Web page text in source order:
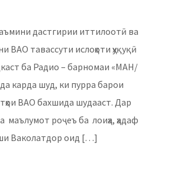
дастгирии иттилоотӣ ва
ВАО тавассути ислоҳоти ҳуқуқӣ
ба Радио – барномаи «МАН/
карда шуд, ки пурра барои
ВАО бахшида шудааст. Дар
роҷеъ ба лоиҳа, ҳадаф
Ваколатдор оид […]